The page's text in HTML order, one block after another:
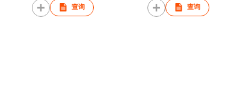
查询 查询